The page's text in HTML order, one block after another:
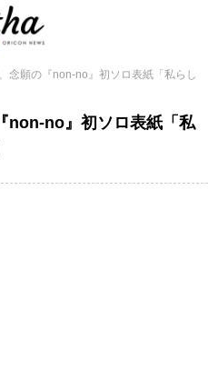
念願の『non-no』初ソロ表紙「私らし
non-no』初ソロ表紙「私